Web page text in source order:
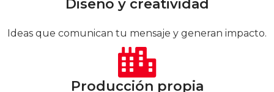
Diseño y creatividad
Ideas que comunican tu mensaje y generan impacto.
Producción propia